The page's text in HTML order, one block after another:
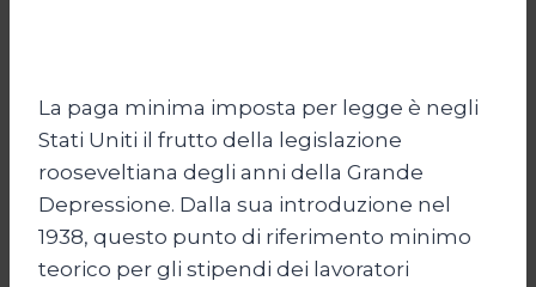
La paga minima imposta per legge è negli
Stati Uniti il frutto della legislazione
rooseveltiana degli anni della Grande
Depressione. Dalla sua introduzione nel
1938, questo punto di riferimento minimo
teorico per gli stipendi dei lavoratori